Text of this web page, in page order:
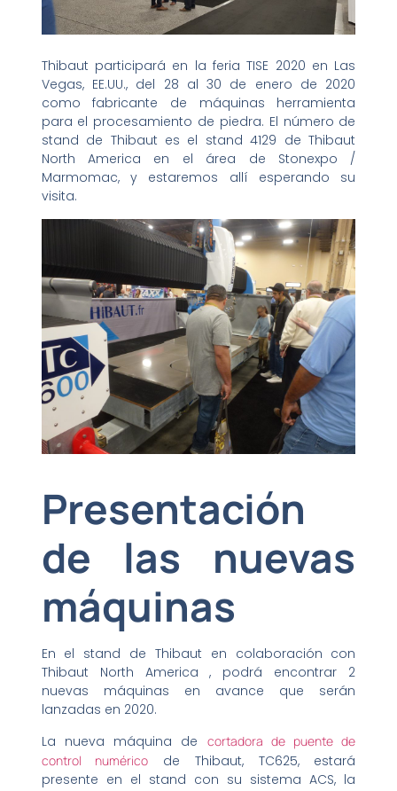
Thibaut participará en la feria TISE 2020 en Las
Vegas, EE.UU., del 28 al 30 de enero de 2020
como fabricante de máquinas herramienta
para el procesamiento de piedra. El número de
stand de Thibaut es el stand 4129 de Thibaut
North America en el área de Stonexpo /
Marmomac, y estaremos allí esperando su
visita.
Presentación
de las nuevas
máquinas
En el stand de Thibaut en colaboración con
Thibaut North America , podrá encontrar 2
nuevas máquinas en avance que serán
lanzadas en 2020.
La nueva máquina de cortadora de puente de
control numérico de Thibaut, TC625, estará
presente en el stand con su sistema ACS, la